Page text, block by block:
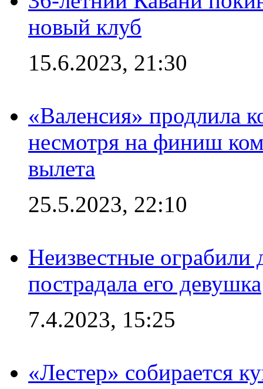
новый клуб
15.6.2023, 21:30
«Валенсия» продлила
несмотря на финиш
вылета
25.5.2023, 22:10
Неизвестные
пострадала его девушка
7.4.2023, 15:25
«Лестер» собирается